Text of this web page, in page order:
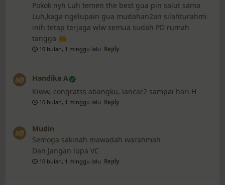
Pokok nyh Luh temen the best gua pin salut sama
Luh,kaga ngelupain gua mudahan2an silahturahmi
inih tetap terjaga wlw semua sudah PD rumah
tangga 🤲
10 bulan, 1 minggu lalu Reply
Handika A
Kiww, congratss abangku, lancar2 sampai hari H
10 bulan, 1 minggu lalu Reply
Mudin
Semoga sakinah mawadah warahmah
Dan Jangan lupa VC
10 bulan, 1 minggu lalu Reply